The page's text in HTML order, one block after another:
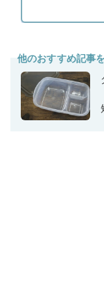
他のおすすめ記事